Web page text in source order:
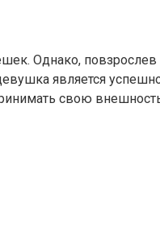
Однако,
является
свою